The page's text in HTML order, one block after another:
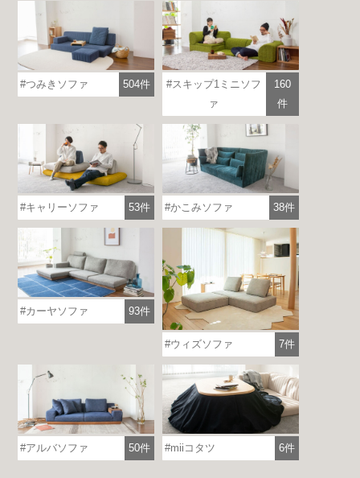
各地で出張ショールームを開催！
この機会にHAREMのソファをお試しくだ
さい。
つみきソファ 504件
スキップ1ミニソフ
ァ
160
件
キャリーソファ 53件 かこみソファ 38件
カーヤソファ 93件
ウィズソファ 7件
アルバソファ 50件 miiコタツ 6件